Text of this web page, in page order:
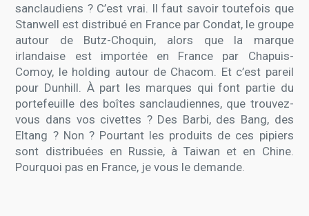
sanclaudiens ? C’est vrai. Il faut savoir toutefois que
Stanwell est distribué en France par Condat, le groupe
autour de Butz-Choquin, alors que la marque
irlandaise est importée en France par Chapuis-
Comoy, le holding autour de Chacom. Et c’est pareil
pour Dunhill. À part les marques qui font partie du
portefeuille des boîtes sanclaudiennes, que trouvez-
vous dans vos civettes ? Des Barbi, des Bang, des
Eltang ? Non ? Pourtant les produits de ces pipiers
sont distribuées en Russie, à Taiwan et en Chine.
Pourquoi pas en France, je vous le demande.